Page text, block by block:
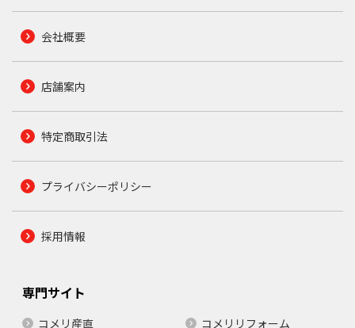
会社概要
店舗案内
特定商取引法
プライバシーポリシー
採用情報
専門サイト
コメリ産直 コメリリフォーム